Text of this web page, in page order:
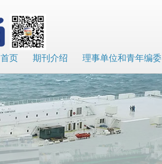
首页 期刊介绍 理事单位和青年编委